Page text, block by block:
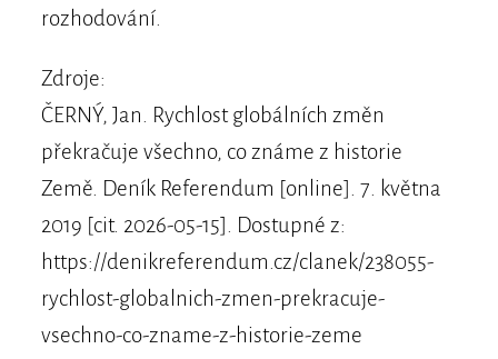
rozhodování.
Zdroje:
ČERNÝ, Jan. Rychlost globálních změn
překračuje všechno, co známe z historie
Země. Deník Referendum [online]. 7. května
2019 [cit. 2026-05-15]. Dostupné z:
https://denikreferendum.cz/clanek/238055-
rychlost-globalnich-zmen-prekracuje-
vsechno-co-zname-z-historie-zeme